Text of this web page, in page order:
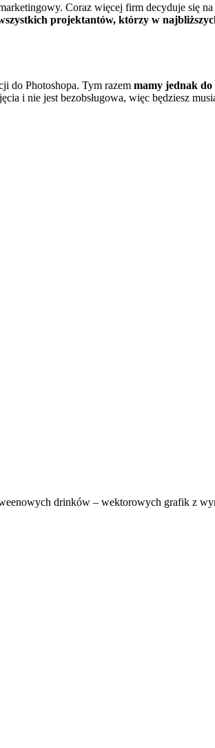
Coraz więcej firm decyduje się
projektantów, którzy w
do Photoshopa. Tym razem mamy jednak
i nie jest bezobsługowa, więc będziesz
drinków – wektorowych grafik z